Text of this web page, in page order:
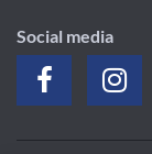
Social media